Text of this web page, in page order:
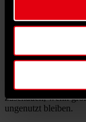
Teilen 0
Bauland ist in
zuschauen, wenn
ungenutzt bleiben.